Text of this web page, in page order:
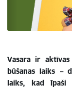
Vasara ir
būšanas laiks –
laiks, kad īpaši